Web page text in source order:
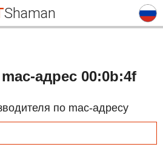
Shaman
адрес 00:0b:4f
по mac-адресу